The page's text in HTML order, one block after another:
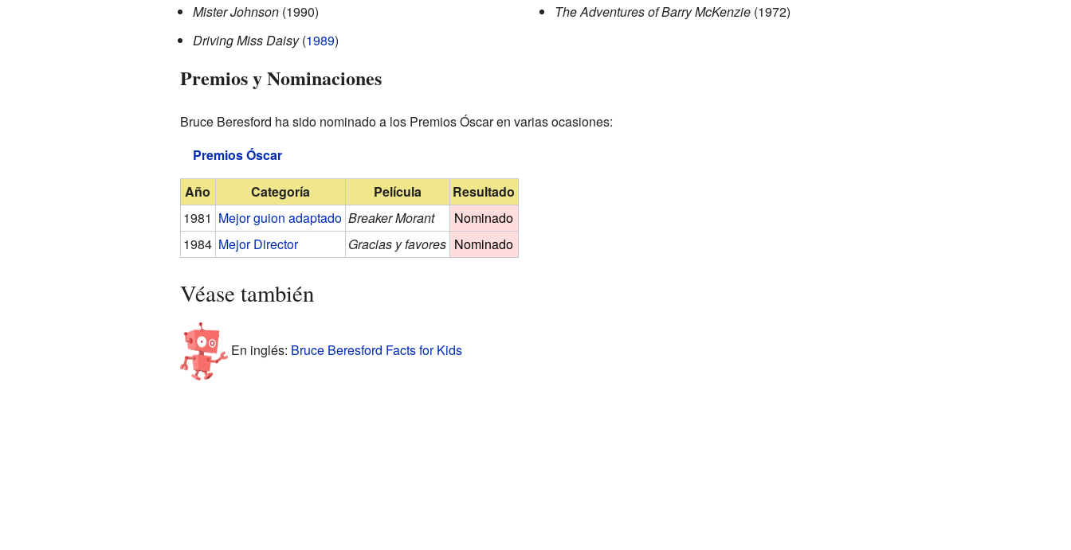
Mister Johnson(1990)
Driving Miss Daisy(1989)
The Adventures of Barry McKenzie(1972)
Premios y Nominaciones
Bruce Beresford ha sido nominado a los Premios Óscar en varias ocasiones:
Premios Óscar
Año
Categoría Película
Resultado
1981 Mejor guion adaptado Breaker Morant
Nominado
1984 Mejor Director Gracias y favores Nominado
Véase también
En inglés: Bruce Beresford Facts for Kids